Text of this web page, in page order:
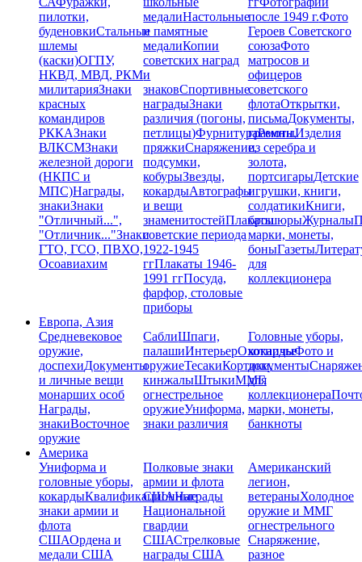
пилотки,
буденовкиСтальные
шлемы
(каски)ОГПУ,
НКВД, МВД, РКМ
милитарияЗнаки
красных
командиров
РККАЗнаки
ВЛКСМЗнаки
железной дороги
(НКПС и
МПС)Награды,
знакиЗнаки
"Отличный...",
"Отличник..."Знаки
ГТО, ГСО, ПВХО,
Осоавиахим
медалиНастольные
и памятные
медалиКопии
советских наград
и
знаковСпортивные
наградыЗнаки
различия (погоны,
петлицы)ФурнитураРемни,
пряжкиСнаряжение,
подсумки,
кобурыЗвезды,
кокардыАвтографы
и вещи
знаменитостейПлакаты
советские периода
1922-1945
ггПлакаты 1946-
1991 ггПосуда,
фарфор, столовые
приборы
после 1949 г.Фото
Героев Советского
союзаФото
матросов и
офицеров
советского
флотаОткрытки,
письмаДокументы,
грамотыИзделия
из серебра и
золота,
портсигарыДетские
игрушки, книги,
солдатикиКниги,
брошюрыЖурналы
марки, монеты,
боныГазеты
для
коллекционера
Европа, Азия
Средневековое
оружие,
доспехиДокументы
и личные вещи
монарших особ
Награды,
знакиВосточное
оружие
СаблиШпаги,
палашиИнтерьерОхотничье
оружиеТесакиКортики,
кинжалыШтыкиММГ,
огнестрельное
оружиеУниформа,
знаки различия
Головные уборы,
кокардыФото и
документы
для
коллекционера
марки, монеты,
банкноты
Америка
Униформа и
головные уборы,
кокардыКвалификационные
знаки армии и
флота
СШАОрдена и
медали США
Полковые знаки
армии и флота
СШАНаграды
Национальной
гвардии
СШАСтрелковые
награды США
Американский
легион,
ветераныХолодное
оружие и ММГ
огнестрельного
Снаряжение,
разное